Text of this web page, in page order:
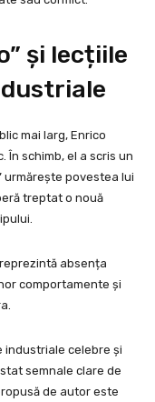
și lecțiile
mai larg, Enrico
În schimb, el a scris un
urmărește povestea lui
treptat o nouă
absența
comportamente și
industriale celebre și
semnale clare de
de autor este